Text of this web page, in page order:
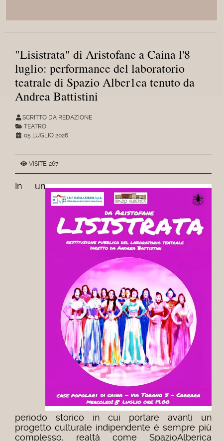
"Lisistrata" di Aristofane a Caina l'8
luglio: performance del laboratorio
teatrale di Spazio Alber1ca tenuto da
Andrea Battistini
SCRITTO DA REDAZIONE
TEATRO
05 LUGLIO 2026
VISITE: 267
In un
periodo storico in cui portare avanti un
progetto culturale indipendente è sempre più
complesso, realtà come SpazioAlberica